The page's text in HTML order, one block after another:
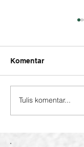
NEW
Komentar
Tulis komentar...